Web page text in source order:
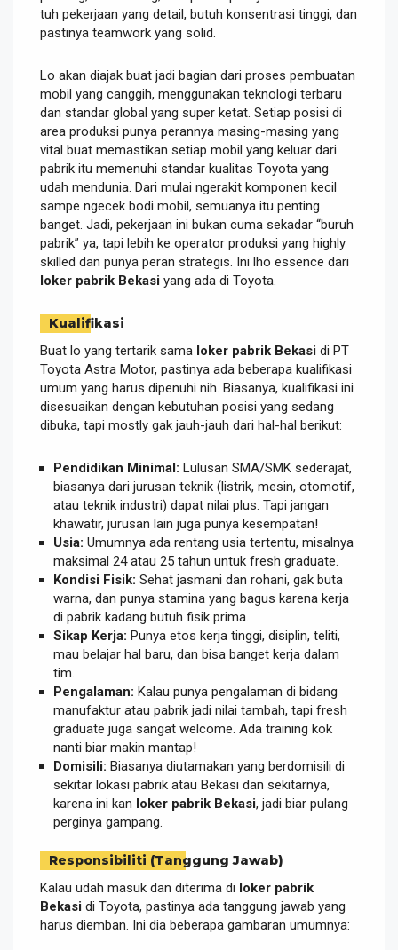
tuh pekerjaan yang detail, butuh konsentrasi tinggi, dan
pastinya teamwork yang solid.
Lo akan diajak buat jadi bagian dari proses pembuatan
mobil yang canggih, menggunakan teknologi terbaru
dan standar global yang super ketat. Setiap posisi di
area produksi punya perannya masing-masing yang
vital buat memastikan setiap mobil yang keluar dari
pabrik itu memenuhi standar kualitas Toyota yang
udah mendunia. Dari mulai ngerakit komponen kecil
sampe ngecek bodi mobil, semuanya itu penting
banget. Jadi, pekerjaan ini bukan cuma sekadar “buruh
pabrik” ya, tapi lebih ke operator produksi yang highly
skilled dan punya peran strategis. Ini lho essence dari
loker pabrik Bekasi yang ada di Toyota.
Kualifikasi
Buat lo yang tertarik sama loker pabrik Bekasi di PT
Toyota Astra Motor, pastinya ada beberapa kualifikasi
umum yang harus dipenuhi nih. Biasanya, kualifikasi ini
disesuaikan dengan kebutuhan posisi yang sedang
dibuka, tapi mostly gak jauh-jauh dari hal-hal berikut:
Pendidikan Minimal: Lulusan SMA/SMK sederajat,
biasanya dari jurusan teknik (listrik, mesin, otomotif,
atau teknik industri) dapat nilai plus. Tapi jangan
khawatir, jurusan lain juga punya kesempatan!
Usia: Umumnya ada rentang usia tertentu, misalnya
maksimal 24 atau 25 tahun untuk fresh graduate.
Kondisi Fisik: Sehat jasmani dan rohani, gak buta
warna, dan punya stamina yang bagus karena kerja
di pabrik kadang butuh fisik prima.
Sikap Kerja: Punya etos kerja tinggi, disiplin, teliti,
mau belajar hal baru, dan bisa banget kerja dalam
tim.
Pengalaman: Kalau punya pengalaman di bidang
manufaktur atau pabrik jadi nilai tambah, tapi fresh
graduate juga sangat welcome. Ada training kok
nanti biar makin mantap!
Domisili: Biasanya diutamakan yang berdomisili di
sekitar lokasi pabrik atau Bekasi dan sekitarnya,
karena ini kan loker pabrik Bekasi, jadi biar pulang
perginya gampang.
Responsibiliti (Tanggung Jawab)
Kalau udah masuk dan diterima di loker pabrik
Bekasi di Toyota, pastinya ada tanggung jawab yang
harus diemban. Ini dia beberapa gambaran umumnya: